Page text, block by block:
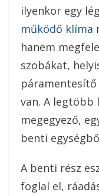
ilyenkor egy
működő klíma
hanem
szobákat,
van. A legtöbb
megegyező,
benti
A benti rész
foglal el,